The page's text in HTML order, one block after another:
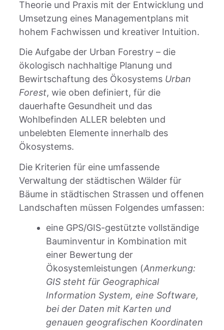
Theorie und Praxis mit der Entwicklung und
Umsetzung eines Managementplans mit
hohem Fachwissen und kreativer Intuition.
Die Aufgabe der Urban Forestry – die
ökologisch nachhaltige Planung und
Bewirtschaftung des Ökosystems Urban
Forest, wie oben definiert, für die
dauerhafte Gesundheit und das
Wohlbefinden ALLER belebten und
unbelebten Elemente innerhalb des
Ökosystems.
Die Kriterien für eine umfassende
Verwaltung der städtischen Wälder für
Bäume in städtischen Strassen und offenen
Landschaften müssen Folgendes umfassen:
eine GPS/GIS-gestützte vollständige
Bauminventur in Kombination mit
einer Bewertung der
Ökosystemleistungen (Anmerkung:
GIS steht für Geographical
Information System, eine Software,
bei der Daten mit Karten und
genauen geografischen Koordinaten